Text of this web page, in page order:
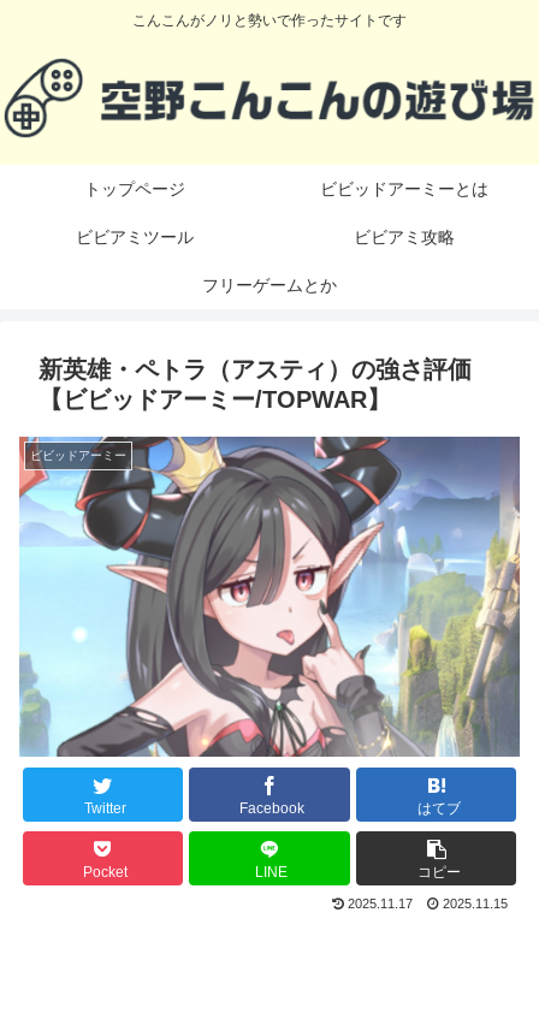
こんこんがノリと勢いで作ったサイトです
トップページ ビビッドアーミーとは
ビビアミツール ビビアミ攻略
フリーゲームとか
新英雄・ペトラ（アスティ）の強さ評価
【ビビッドアーミー/TOPWAR】
ビビッドアーミー
Twitter Facebook はてブ
Pocket LINE コピー
2025.11.17 2025.11.15